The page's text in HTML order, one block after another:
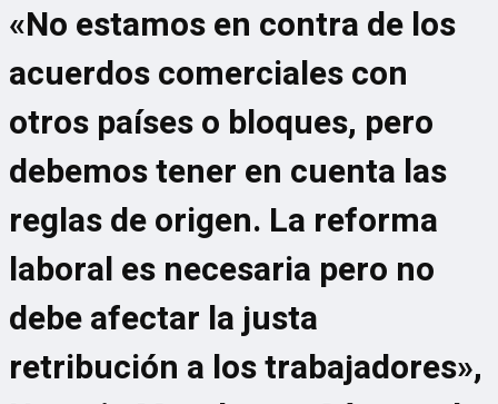
«No estamos en contra de los
acuerdos comerciales con
otros países o bloques, pero
debemos tener en cuenta las
reglas de origen. La reforma
laboral es necesaria pero no
debe afectar la justa
retribución a los trabajadores»,